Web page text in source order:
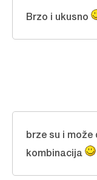
Brzo i ukusno
brze su i
kombinacija